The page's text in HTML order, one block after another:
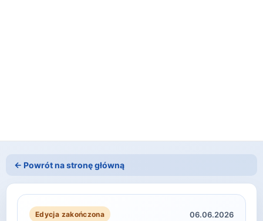
← Powrót na stronę główną
Edycja zakończona 06.06.2026